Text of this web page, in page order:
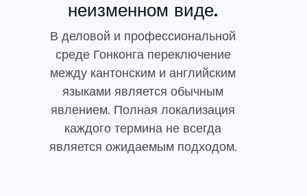
неизменном виде.
В деловой и профессиональной
среде Гонконга переключение
между кантонским и английским
языками является обычным
явлением. Полная локализация
каждого термина не всегда
является ожидаемым подходом.